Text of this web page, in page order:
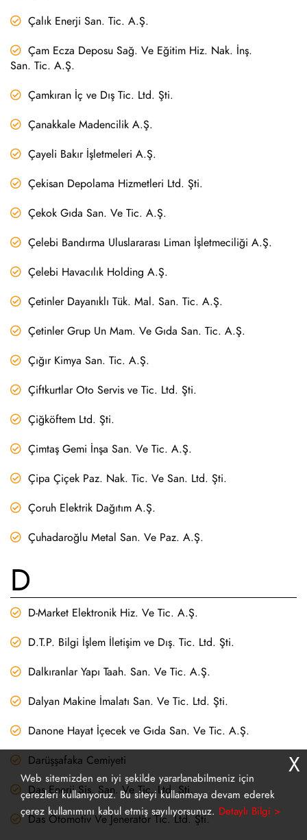
Çalık Enerji San. Tic. A.Ş.
Çam Ecza Deposu Sağ. Ve Eğitim Hiz. Nak. İnş.
San. Tic. A.Ş.
Çamkıran İç ve Dış Tic. Ltd. Şti.
Çanakkale Madencilik A.Ş.
Çayeli Bakır İşletmeleri A.Ş.
Çekisan Depolama Hizmetleri Ltd. Şti.
Çekok Gıda San. Ve Tic. A.Ş.
Çelebi Bandırma Uluslararası Liman İşletmeciliği A.Ş.
Çelebi Havacılık Holding A.Ş.
Çetinler Dayanıklı Tük. Mal. San. Tic. A.Ş.
Çetinler Grup Un Mam. Ve Gıda San. Tic. A.Ş.
Çığır Kimya San. Tic. A.Ş.
Çiftkurtlar Oto Servis ve Tic. Ltd. Şti.
Çiğköftem Ltd. Şti.
Çimtaş Gemi İnşa San. Ve Tic. A.Ş.
Çipa Çiçek Paz. Nak. Tic. Ve San. Ltd. Şti.
Çoruh Elektrik Dağıtım A.Ş.
Çuhadaroğlu Metal San. Ve Paz. A.Ş.
D
D-Market Elektronik Hiz. Ve Tic. A.Ş.
D.T.P. Bilgi İşlem İletişim ve Dış. Tic. Ltd. Şti.
Dalkıranlar Yapı Taah. San. Ve Tic. A.Ş.
Dalyan Makine İmalatı San. Ve Tic. Ltd. Şti.
Danone Hayat İçecek ve Gıda San. Ve Tic. A.Ş.
Darüşşafaka Cemiyeti
Das Enerji Sis. San. Ve Tic. Ltd. Şti.
Das Otomotiv Ve Jeneratör Tic. Ltd. Şti.
Web sitemizden en iyi şekilde yararlanabilmeniz için
çerezleri kullanıyoruz. Bu siteyi kullanmaya devam ederek
çerez kullanımını kabul etmiş sayılıyorsunuz. Detaylı Bilgi >
X